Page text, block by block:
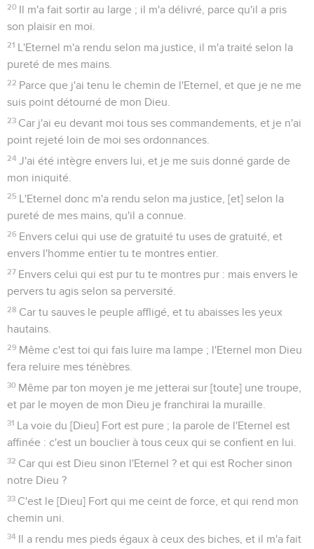
20 Il m'a fait sortir au large ; il m'a délivré, parce qu'il a pris
son plaisir en moi.
21 L'Eternel m'a rendu selon ma justice, il m'a traité selon la
pureté de mes mains.
22 Parce que j'ai tenu le chemin de l'Eternel, et que je ne me
suis point détourné de mon Dieu.
23 Car j'ai eu devant moi tous ses commandements, et je n'ai
point rejeté loin de moi ses ordonnances.
24 J'ai été intègre envers lui, et je me suis donné garde de
mon iniquité.
25 L'Eternel donc m'a rendu selon ma justice, [et] selon la
pureté de mes mains, qu'il a connue.
26 Envers celui qui use de gratuité tu uses de gratuité, et
envers l'homme entier tu te montres entier.
27 Envers celui qui est pur tu te montres pur : mais envers le
pervers tu agis selon sa perversité.
28 Car tu sauves le peuple affligé, et tu abaisses les yeux
hautains.
29 Même c'est toi qui fais luire ma lampe ; l'Eternel mon Dieu
fera reluire mes ténèbres.
30 Même par ton moyen je me jetterai sur [toute] une troupe,
et par le moyen de mon Dieu je franchirai la muraille.
31 La voie du [Dieu] Fort est pure ; la parole de l'Eternel est
affinée : c'est un bouclier à tous ceux qui se confient en lui.
32 Car qui est Dieu sinon l'Eternel ? et qui est Rocher sinon
notre Dieu ?
33 C'est le [Dieu] Fort qui me ceint de force, et qui rend mon
chemin uni.
34 Il a rendu mes pieds égaux à ceux des biches, et il m'a fait